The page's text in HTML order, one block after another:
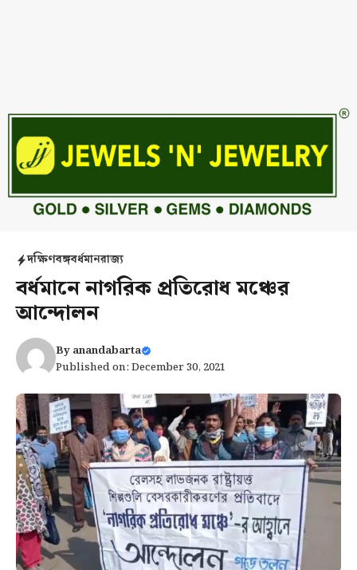
দক্ষিণবঙ্গবর্ধমানরাজ্য
বর্ধমানে নাগরিক প্রতিরোধ মঞ্চের
আন্দোলন
Byanandabarta
Published on: December 30, 2021